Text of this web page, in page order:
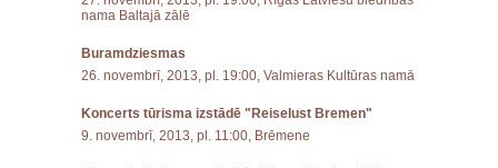
nama Baltajā zālē
Buramdziesmas
26. novembrī, 2013, pl. 19:00, Valmieras Kultūras namā
Koncerts tūrisma izstādē "Reiselust Bremen"
9. novembrī, 2013, pl. 11:00, Brēmene